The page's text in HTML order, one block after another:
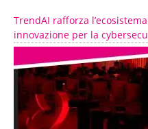
TrendAI rafforza
innovazione per la